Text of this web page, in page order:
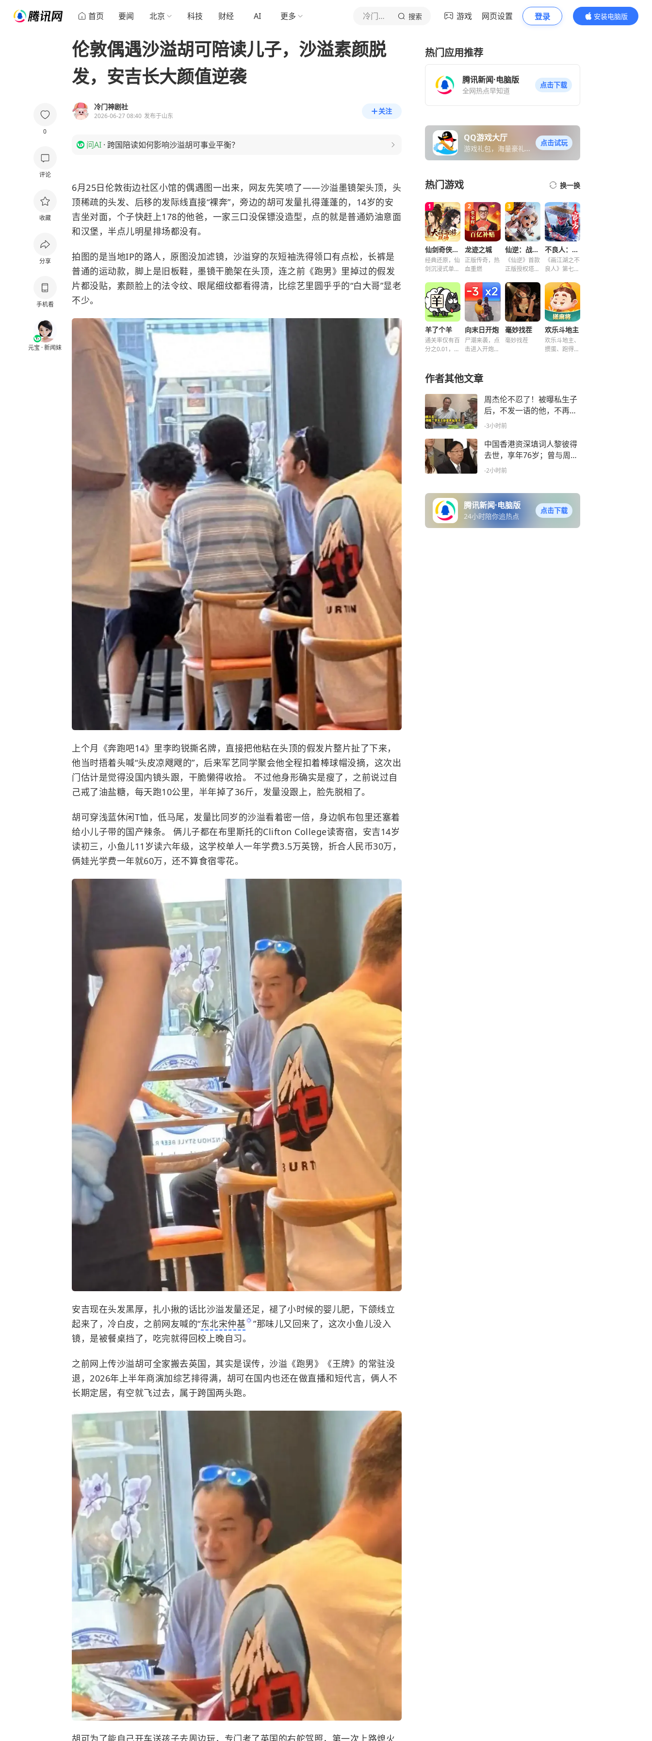
首页 要闻 北京 科技 财经 AI 更多 冷门神剧社 搜索 游戏 网页设置 登录
安装电脑版
内容更精彩
0
评论
收藏
分享
手机看
元宝 · 新闻妹
伦敦偶遇沙溢胡可陪读儿子，沙溢素颜脱
发，安吉长大颜值逆袭
冷门神剧社
2026-06-27 08:40 发布于山东
关注
问AI · 跨国陪读如何影响沙溢胡可事业平衡？
6月25日伦敦街边社区小馆的偶遇图一出来，网友先笑喷了——沙溢墨镜架头顶，头
顶稀疏的头发、后移的发际线直接“裸奔”，旁边的胡可发量扎得蓬蓬的，14岁的安
吉坐对面，个子快赶上178的他爸，一家三口没保镖没造型，点的就是普通奶油意面
和汉堡，半点儿明星排场都没有。
拍图的是当地IP的路人，原图没加滤镜， 沙溢穿的灰短袖洗得领口有点松，长裤是
普通的运动款，脚上是旧板鞋，墨镜干脆架在头顶，连之前《跑男》里掉过的假发
片都没贴，素颜脸上的法令纹、眼尾细纹都看得清，比综艺里圆乎乎的“白大哥”显老
不少。
上个月《奔跑吧14》里李昀锐撕名牌，直接把他粘在头顶的假发片整片扯了下来，
他当时捂着头喊“头皮凉飕飕的”，后来军艺同学聚会他全程扣着棒球帽没摘，这次出
门估计是觉得没国内镜头跟，干脆懒得收拾。 不过他身形确实是瘦了，之前说过自
己戒了油盐糖，每天跑10公里，半年掉了36斤，发量没跟上，脸先脱相了。
胡可穿浅蓝休闲T恤，低马尾，发量比同岁的沙溢看着密一倍，身边帆布包里还塞着
给小儿子带的国产辣条。 俩儿子都在布里斯托的Clifton College读寄宿，安吉14岁
读初三，小鱼儿11岁读六年级，这学校单人一年学费3.5万英镑，折合人民币30万，
俩娃光学费一年就60万，还不算食宿零花。
安吉现在头发黑厚，扎小揪的话比沙溢发量还足，褪了小时候的婴儿肥，下颌线立
起来了，冷白皮，之前网友喊的“东北宋仲基
”那味儿又回来了，这次小鱼儿没入
镜，是被餐桌挡了，吃完就得回校上晚自习。
之前网上传沙溢胡可全家搬去英国，其实是误传，沙溢《跑男》《王牌》的常驻没
退，2026年上半年商演加综艺排得满，胡可在国内也还在做直播和短代言，俩人不
长期定居，有空就飞过去，属于跨国两头跑。
胡可为了能自己开车送孩子去周边玩，专门考了英国的右舵驾照，第一次上路熄火
热门应用推荐
腾讯新闻·电脑版
全网热点早知道
点击下载
QQ游戏大厅
游戏礼包，海量豪礼免
点击试玩
热门游戏 换一换
仙剑奇侠传之新的开始
经典还原，仙
剑沉浸式单机
龙迹之城
正版传奇，热
血重燃
仙逆：战天道
《仙逆》首款
正版授权塔防
不良人：破局
《画江湖之不
良人》第七季
局！
羊了个羊
通关率仅有百
分之0.01，快
向末日开炮
尸潮来袭，点
击进入开炮宇
毫妙找茬
毫妙找茬
欢乐斗地主
欢乐斗地主、
掼蛋、跑得
作者其他文章
周杰伦不忍了！被曝私生子
后，不发一语的他，不再顾
及所谓的体面
-3小时前
中国香港资深填词人黎彼得
去世，享年76岁；曾与周星
驰合作多次
-2小时前
腾讯新闻·电脑版
24小时陪你追热点
点击下载